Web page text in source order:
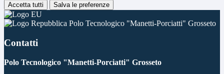
Accetta tutti Salva le preferenze
Polo Tecnologico "Manetti-Porciatti" Grosseto
Contatti
Polo Tecnologico "Manetti-Porciatti" Grosseto